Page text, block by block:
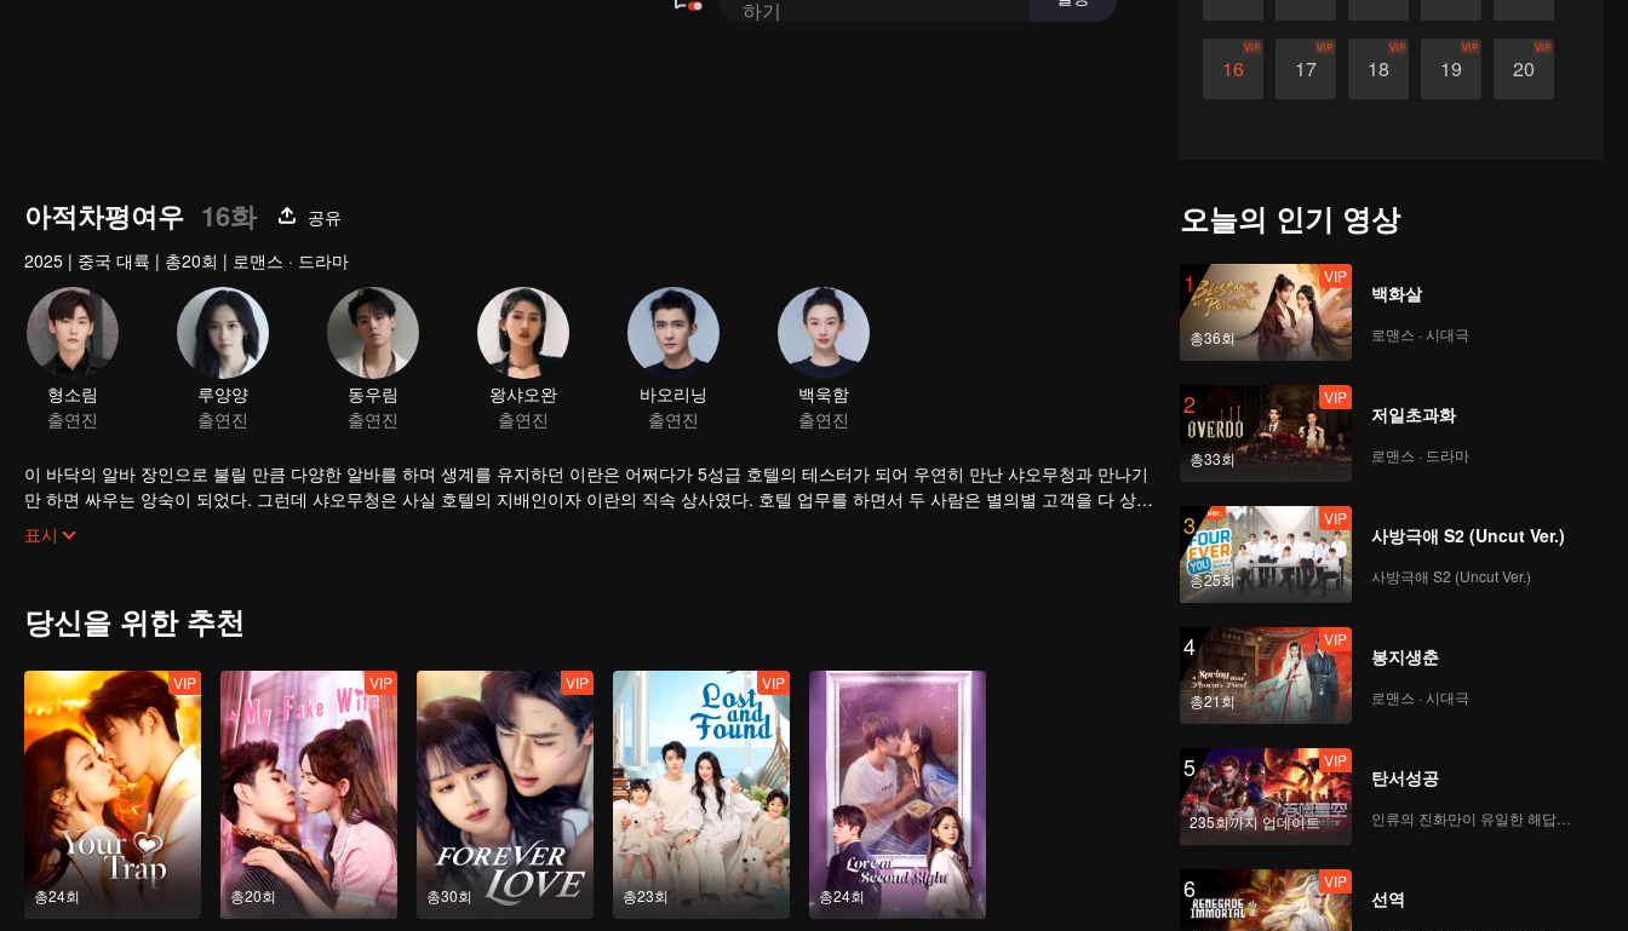
16
VIP
17
VIP
18
VIP
19
VIP
20
VIP
아적차평여우 16화
공유
2025 | 중국 대륙 | 총20회 | 로맨스 · 드라마
이 바닥의 알바 장인으로 불릴 만큼 다양한 알바를 하며 생계를 유지하던 이란은 어쩌다가 5성급 호텔의 테스터가 되어 우연히 만난 샤오무청과 만나기
만 하면 싸우는 앙숙이 되었다. 그런데 샤오무청은 사실 호텔의 지배인이자 이란의 직속 상사였다. 호텔 업무를 하면서 두 사람은 별의별 고객을 다 상대
해야 했고 경영상 문제에도 직면하게 되었으나 두 사람은 합심하여 호텔 위기를 해결해 나간다. 서로 다른 세상을 살던 남녀의 우당탕 에피소드, 거듭되
는 모순과 다툼 속에서 왠지 모르게 자꾸만 가까워지는 두 사람…
표시
당신을 위한 추천
총24회
VIP
총20회
VIP
총30회
VIP
총23회
VIP
총24회
오늘의 인기 영상
1
총36회
VIP
백화살
로맨스 · 시대극
2
총33회
VIP
저일초과화
로맨스 · 드라마
3
총25회
VIP
사방극애 S2 (Uncut Ver.)
사방극애 S2 (Uncut Ver.)
4
총21회
VIP
봉지생춘
로맨스 · 시대극
5
235회까지 업데이트
VIP
탄서성공
인류의 진화만이 유일한 해답이다
6 VIP
선역